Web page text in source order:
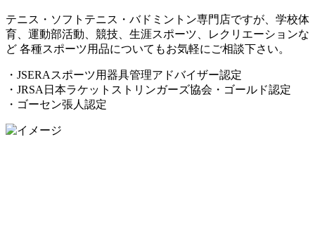
テニス・ソフトテニス・バドミントン専門店ですが、学校体
育、運動部活動、競技、生涯スポーツ、レクリエーションな
ど 各種スポーツ用品についてもお気軽にご相談下さい。
・JSERAスポーツ用器具管理アドバイザー認定
・JRSA日本ラケットストリンガーズ協会・ゴールド認定
・ゴーセン張人認定